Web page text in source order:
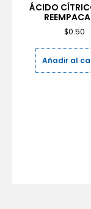
ÁCIDO
$0.50
Añadir al